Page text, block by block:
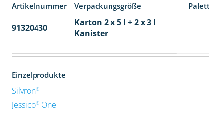
Artikelnummer Verpackungsgröße
91320430
Karton 2 x 5 l + 2 x 3 l
Kanister
Einzelprodukte
Silvron®
Jessico®One